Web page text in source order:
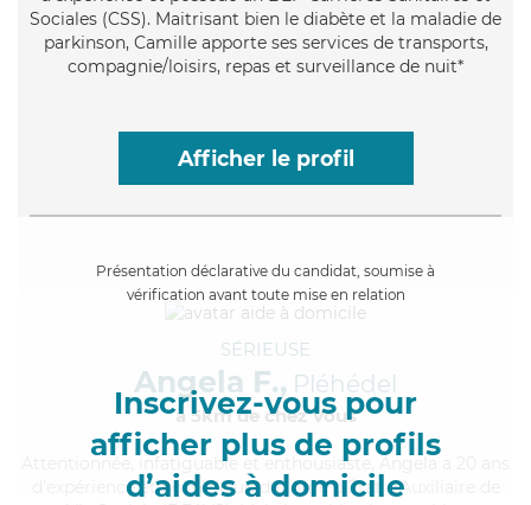
Sociales (CSS). Maitrisant bien le diabète et la maladie de
parkinson, Camille apporte ses services de transports,
compagnie/loisirs, repas et surveillance de nuit*
Afficher le profil
Présentation déclarative du candidat, soumise à
vérification avant toute mise en relation
Inscrivez-vous pour
afficher plus de profils
d’aides à domicile
SÉRIEUSE
Angela F., Pléhédel
à 5km de chez Vous
, infatiguable et enthousiaste, Angela a 20 ans
d'expérience et possède un diplôme d'État d'Auxiliaire de